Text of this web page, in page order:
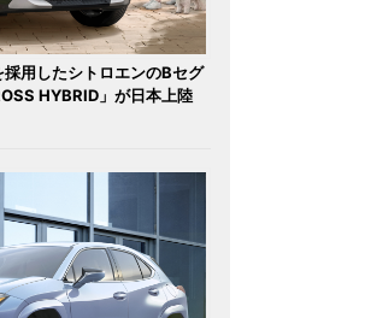
用したシトロエンのBセグ
HYBRID」が日本上陸